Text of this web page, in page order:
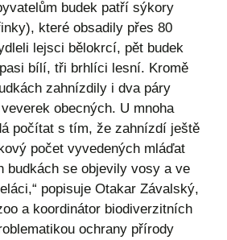
budek patří sýkory
které obsadily přes 80
lejsci bělokrcí, pět budek
bílí, tři brhlíci lesní. Kromě
zahnízdily i dva páry
obecných. U mnoha
počítat s tím, že zahnízdí ještě
počet vyvedených mláďat
budkách se objevily vosy a ve
popisuje Otakar Závalský,
a koordinátor biodiverzitních
ochrany přírody